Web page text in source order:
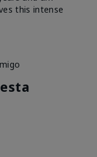
this intense